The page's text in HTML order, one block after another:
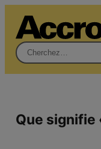
Rechercher :
Que signifie